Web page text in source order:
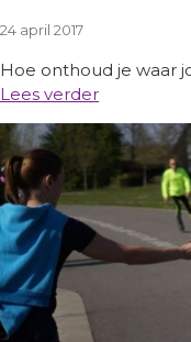
24 april 2017
Hoe onthoud je waar
Lees verder